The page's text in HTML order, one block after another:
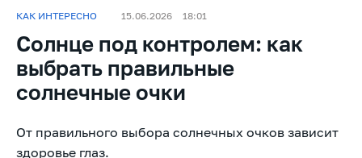
КАК ИНТЕРЕСНО 15.06.2026 18:01
Солнце под контролем: как
выбрать правильные
солнечные очки
От правильного выбора солнечных очков зависит
здоровье глаз.